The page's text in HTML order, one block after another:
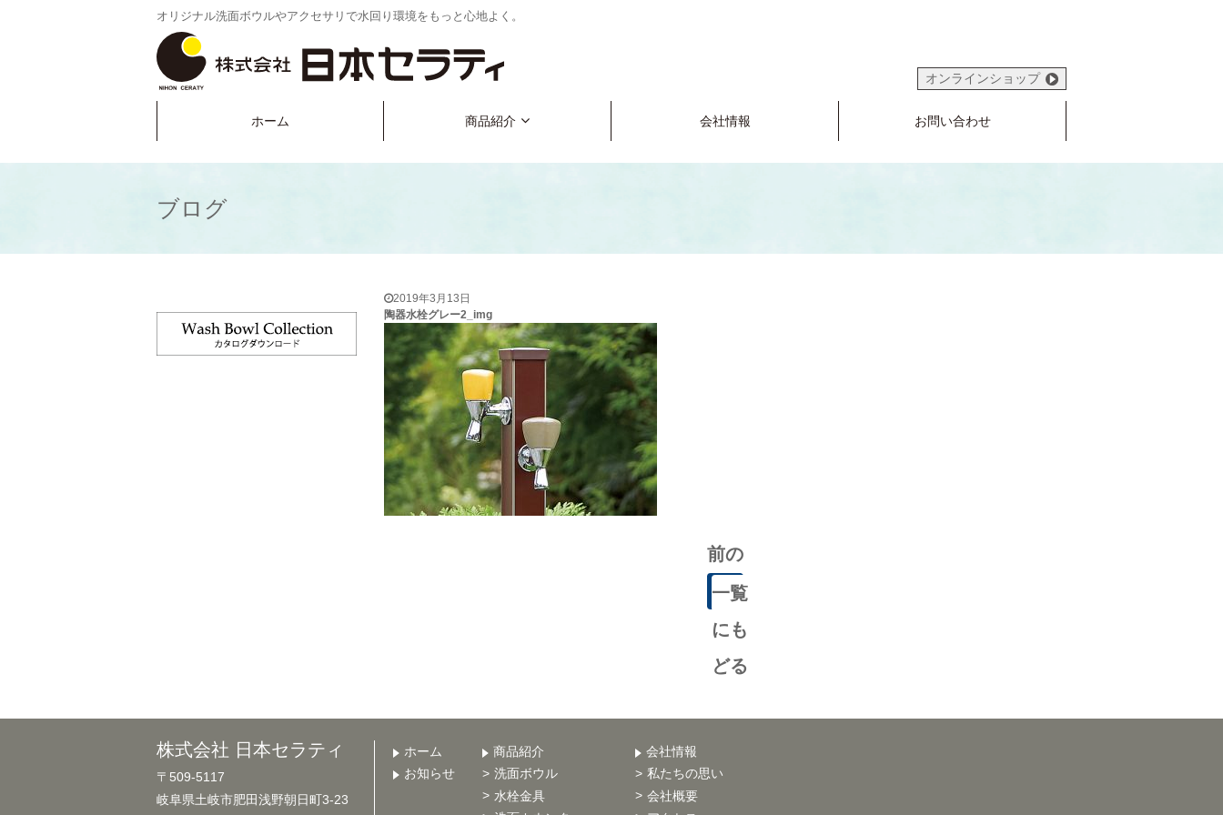
オリジナル洗面ボウルやアクセサリで水回り環境をもっと心地よく。
オンラインショップ
ホーム 商品紹介 会社情報 お問い合わせ
ブログ
2019年3月13日
陶器水栓グレー2_img
前の
記事
一覧
にも
どる
株式会社 日本セラティ
〒509-5117
岐阜県土岐市肥田浅野朝日町3-23
ホーム
お知らせ
商品紹介
洗面ボウル
水栓金具
会社情報
私たちの思い
会社概要